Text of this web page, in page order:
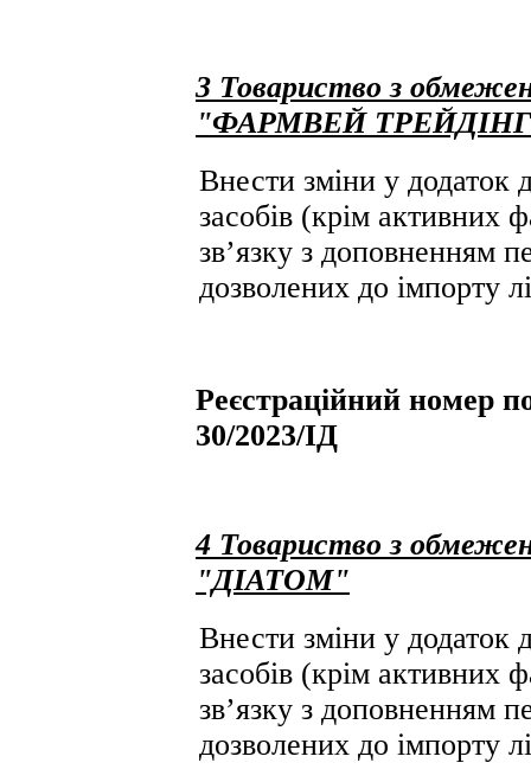
3 Товариство з
"ФАРМВЕЙ
Внести зміни у додаток
засобів (крім активних
зв’язку з доповненням
дозволених до імпорту
Реєстраційний номер
30/2023/ІД
4 Товариство з
"ДІАТОМ"
Внести зміни у додаток
засобів (крім активних
зв’язку з доповненням
дозволених до імпорту